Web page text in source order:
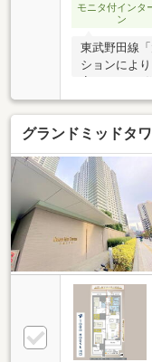
モニタ付インタ
ン
東武野田線
ションによ
変わる3LDK住戸です。 14.1
機・浄水器
充実し、空
専用庭付き
適。 近隣にはスーパーや病院が徒歩圏内に揃い、生活
利便性も良
です。ぜひ
グランドミッドタ